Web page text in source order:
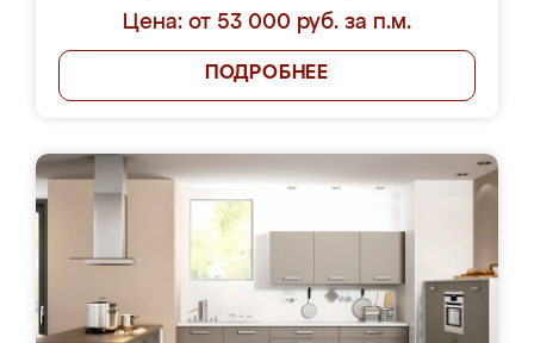
Цена: от 53 000 руб. за п.м.
ПОДРОБНЕЕ